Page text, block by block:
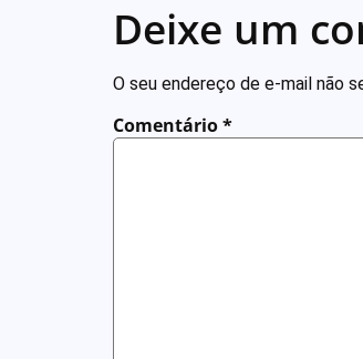
Deixe um
O seu endereço de e-mail não
Comentário*